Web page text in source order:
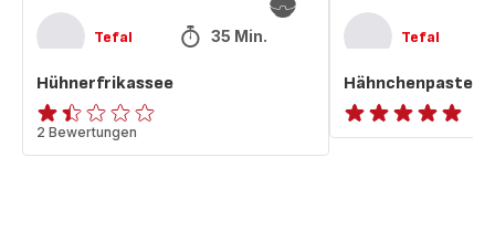
Tefal 35 Min.
Hühnerfrikassee
ratings.1.4
2 Bewertungen
Tefal
Hähnchenpastete
ratings.NaN